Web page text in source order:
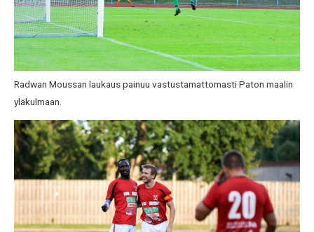
Radwan Moussan laukaus painuu vastustamattomasti Paton maalin
yläkulmaan.